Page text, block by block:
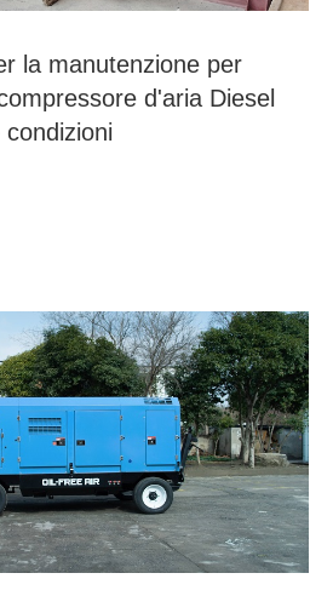
la manutenzione per
d'aria Diesel